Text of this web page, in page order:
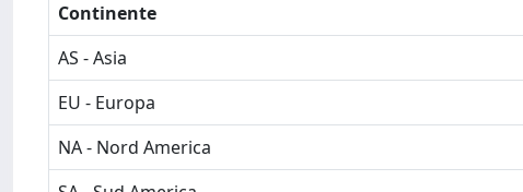
Continente
AS - Asia
EU - Europa
NA - Nord America